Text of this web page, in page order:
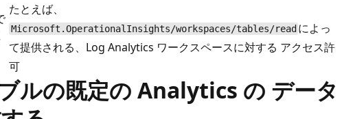
たとえば、
Microsoft.OperationalInsights/workspaces/tables/read によっ
て提供される、Log Analytics ワークスペースに対する アクセス許
可
ルの既定の Analytics の データ